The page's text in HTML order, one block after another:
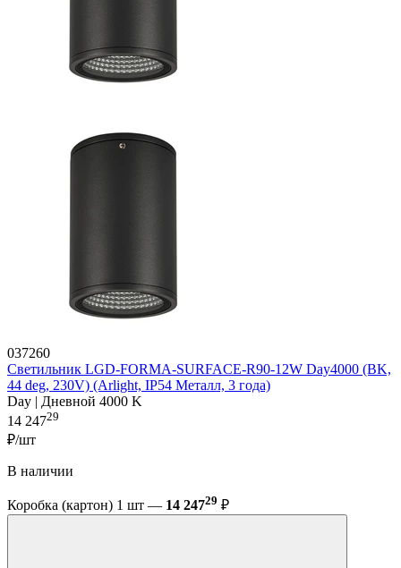
037260
Светильник LGD-FORMA-SURFACE-R90-12W Day4000 (BK,
44 deg, 230V) (Arlight, IP54 Металл, 3 года)
Day | Дневной 4000 K
14 24729
₽/шт
В наличии
Коробка (картон) 1 шт — 14 24729 ₽